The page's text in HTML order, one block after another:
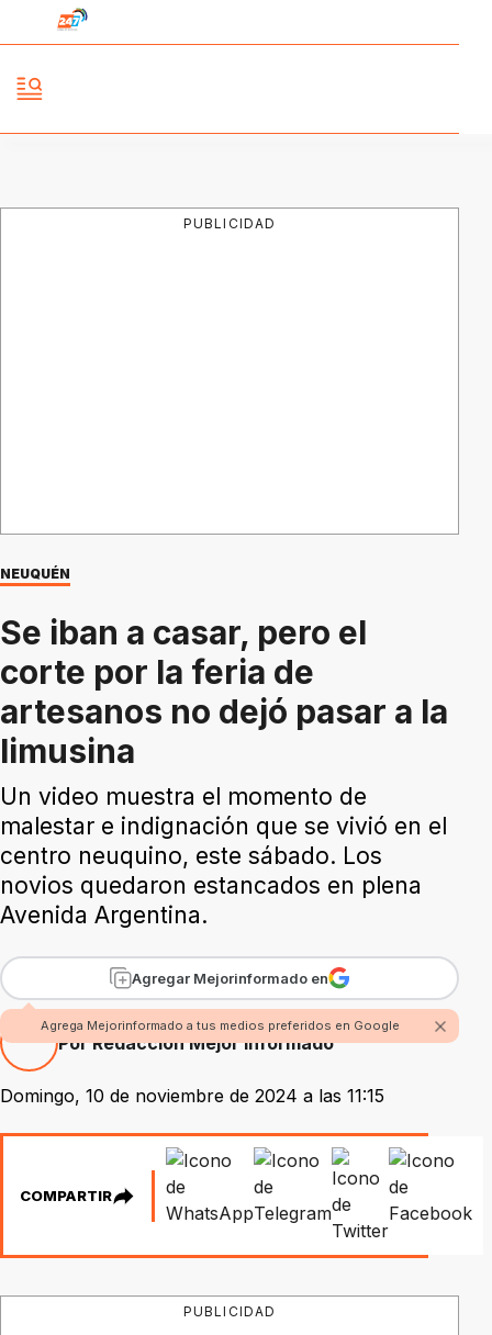
PUBLICIDAD
NEUQUÉN
Se iban a casar, pero el
corte por la feria de
artesanos no dejó pasar a la
limusina
Un video muestra el momento de
malestar e indignación que se vivió en el
centro neuquino, este sábado. Los
novios quedaron estancados en plena
Avenida Argentina.
Agregar Mejorinformado en
Agrega Mejorinformado a tus medios preferidos en Google
Por Redacción Mejor Informado
Domingo, 10 de noviembre de 2024 a las 11:15
COMPARTIR
PUBLICIDAD